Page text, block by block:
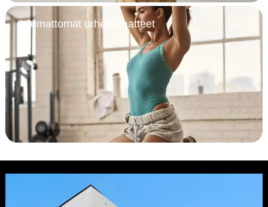
Saumattomat urheiluvaatteet